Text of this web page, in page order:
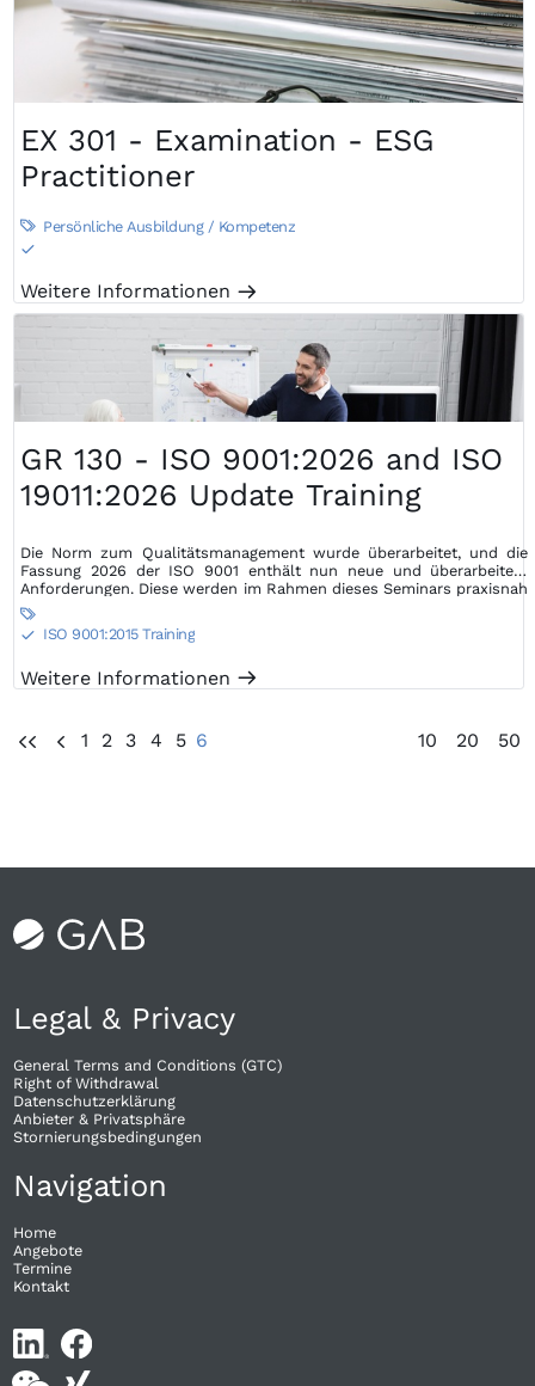
EX 301 - Examination - ESG
Practitioner
 Persönliche Ausbildung / Kompetenz
S
Weitere Informationen m
GR 130 - ISO 9001:2026 and ISO
19011:2026 Update Training
Die Norm zum Qualitätsmanagement wurde überarbeitet, und die
Fassung 2026 der ISO 9001 enthält nun neue und überarbeitete
Anforderungen. Diese werden im Rahmen dieses Seminars praxisnah
vermittelt.

S
ISO 9001:2015 Training
Weitere Informationen m
UU U 1 2 3 4 5 6 10 20 50
Legal & Privacy
General Terms and Conditions (GTC)
Right of Withdrawal​
Datenschutzerklärung
Anbieter & Privatsphäre
Stornierungsbedingungen
Navigation
Home
Angebote
Termine
Kontakt